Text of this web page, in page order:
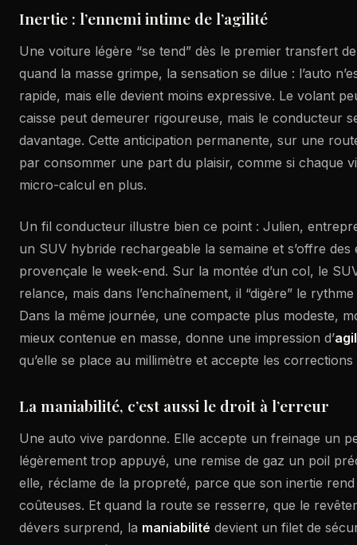
Inertie : l’ennemi intime de l’agilité
Une voiture légère “se tend” dès le premier transfert
quand la masse grimpe, la sensation se dilue : l’auto
rapide, mais elle devient moins expressive. Le volant
caisse peut demeurer rigoureuse, mais le conducteur
davantage. Cette anticipation permanente, sur une
par consommer une part du plaisir, comme si chaque
micro-calcul en plus.
Un fil conducteur illustre bien ce point : Julien,
un SUV hybride rechargeable la semaine et s’offre
provençale le week-end. Sur la montée d’un col, le
relance, mais dans l’enchaînement, il “digère” le
Dans la même journée, une compacte plus modeste,
mieux contenue en masse, donne une impression d’
qu’elle se place au millimètre et accepte les
La maniabilité, c’est aussi le droit à l’erreur
Une auto vive pardonne. Elle accepte un freinage un
légèrement trop appuyé, une remise de gaz un poil
elle, réclame de la propreté, parce que son inertie
coûteuses. Et quand la route se resserre, que le
dévers surprend, la maniabilité devient un filet de